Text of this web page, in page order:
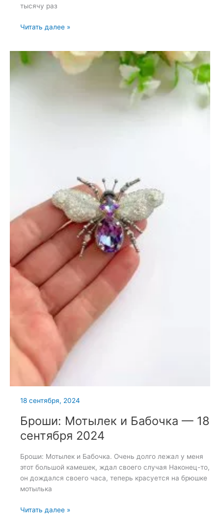
тысячу раз
Броши:
Медвежонок
Читать далее »
18 сентября, 2024
Броши: Мотылек и Бабочка — 18
сентября 2024
Броши: Мотылек и Бабочка. Очень долго лежал у меня
этот большой камешек, ждал своего случая Наконец-то,
он дождался своего часа, теперь красуется на брюшке
мотылька
Броши:
Читать далее »